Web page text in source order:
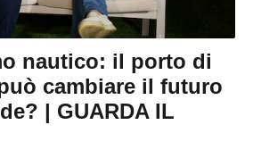
nautico: il porto di
cambiare il futuro
| GUARDA IL